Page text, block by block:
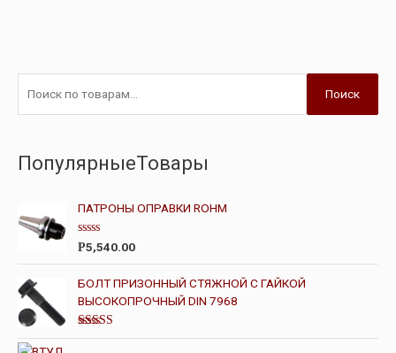
Поиск
ПопулярныеТовары
ПАТРОНЫ ОПРАВКИ ROHM
О
е
н
к
а
0
и
з
Р5,540.00
БОЛТ ПРИЗОННЫЙ СТЯЖНОЙ С ГАЙКОЙ
ВЫСОКОПРОЧНЫЙ DIN 7968
Оценка